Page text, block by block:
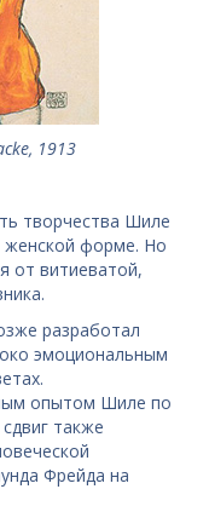
1913
творчества Шиле
женской форме. Но
от витиеватой,
разработал
эмоциональным
опытом Шиле по
также
Фрейда на